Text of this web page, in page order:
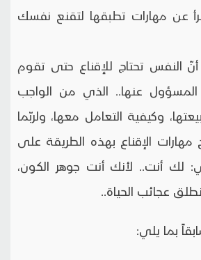
عن مهارات تطبقها لتقنع نفسك
النفس تحتاج للإقناع حتى تقوم
عنها.. الذي من الواجب
وكيفية التعامل معها، ولربّما
الإقناع بهذه الطريقة على
لك أنت.. لأنك أنت جوهر الكون،
عجائب الحياة..
بما يلي: